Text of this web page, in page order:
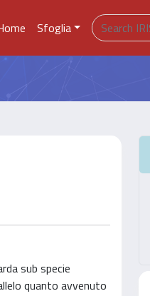
Sfoglia
sub specie
quanto avvenuto